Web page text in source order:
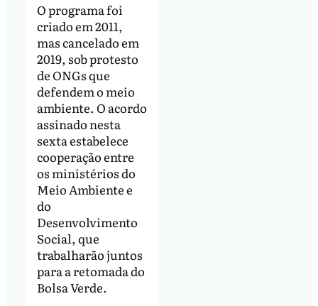
O programa foi
criado em 2011,
mas cancelado em
2019, sob protesto
de ONGs que
defendem o meio
ambiente. O acordo
assinado nesta
sexta estabelece
cooperação entre
os ministérios do
Meio Ambiente e
do
Desenvolvimento
Social, que
trabalharão juntos
para a retomada do
Bolsa Verde.